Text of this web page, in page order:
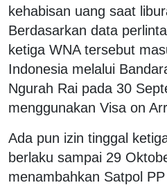
kehabisan uang saat
Berdasarkan data
ketiga WNA tersebut
Indonesia melalui
Ngurah Rai pada 30
menggunakan Visa on
Ada pun izin tinggal
berlaku sampai 29
menambahkan Satpol